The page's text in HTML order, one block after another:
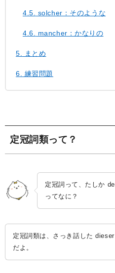
4.5. solcher：そのような
4.6. mancher：かなりの
5. まとめ
6. 練習問題
定冠詞類って？
定冠詞って、たしか
ってなに？
定冠詞類は、さっき話した
だよ。